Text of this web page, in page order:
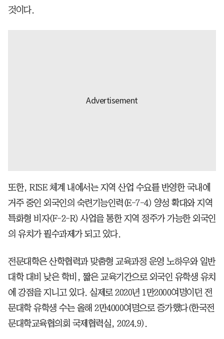
것이다.
또한, RISE 체계 내에서는 지역 산업 수요를 반영한 국내에
거주 중인 외국인의 숙련기능인력(E-7-4) 양성 확대와 지역
특화형 비자(F-2-R) 사업을 통한 지역 정주가 가능한 외국인
의 유치가 필수과제가 되고 있다.
전문대학은 산학협력과 맞춤형 교육과정 운영 노하우와 일반
대학 대비 낮은 학비, 짧은 교육기간으로 외국인 유학생 유치
에 강점을 지니고 있다. 실제로 2020년 1만2000여명이던 전
문대학 유학생 수는 올해 2만4000여명으로 증가했다(한국전
문대학교육협의회 국제협력실, 2024.9).